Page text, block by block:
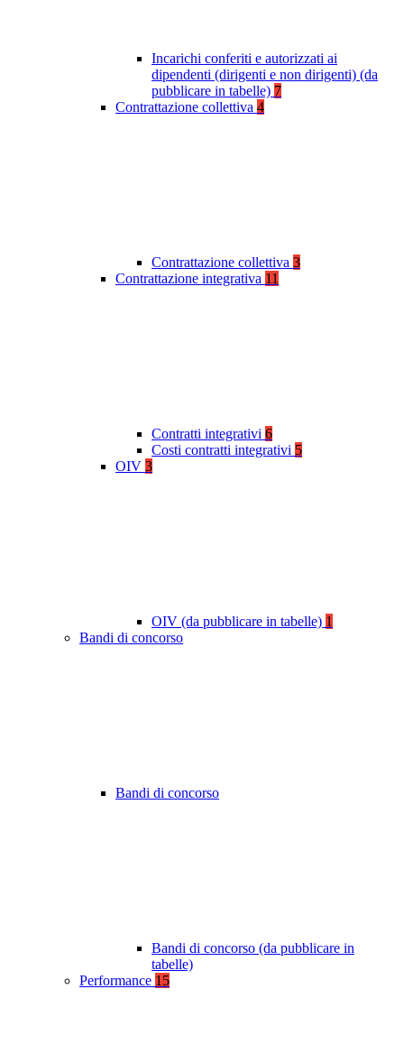
Incarichi conferiti e autorizzati ai
dipendenti (dirigenti e non dirigenti) (da
pubblicare in tabelle) 7
Contrattazione collettiva 4
Contrattazione collettiva 3
Contrattazione integrativa 11
Contratti integrativi 6
Costi contratti integrativi 5
OIV 3
OIV (da pubblicare in tabelle) 1
Bandi di concorso
Bandi di concorso
Bandi di concorso (da pubblicare in
tabelle)
Performance 15